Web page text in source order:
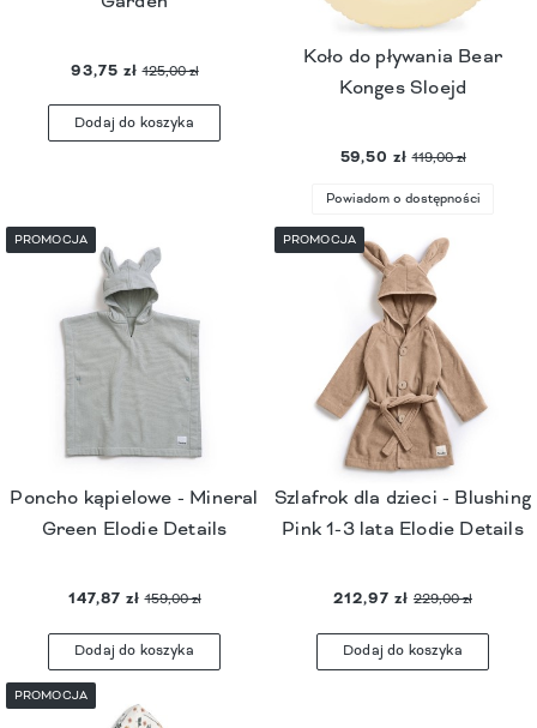
93,75 zł 125,00 zł
Dodaj do koszyka
Koło do pływania Bear
Konges Sloejd
59,50 zł 119,00 zł
Powiadom o dostępności
Poncho kąpielowe - Mineral
Green Elodie Details
147,87 zł 159,00 zł
Dodaj do koszyka
PROMOCJA
Szlafrok dla dzieci - Blushing
Pink 1-3 lata Elodie Details
212,97 zł 229,00 zł
Dodaj do koszyka
PROMOCJA
PROMOCJA